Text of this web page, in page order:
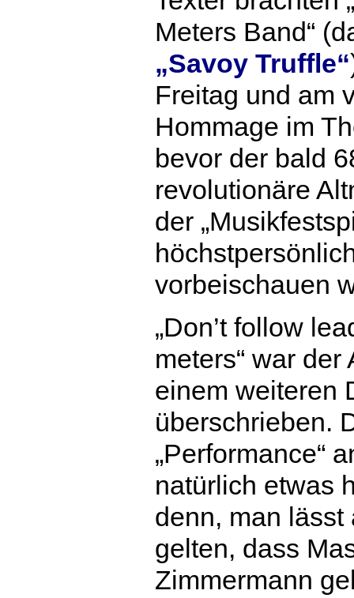
Meters Band“
„Savoy Truffle“
Freitag und am
Hommage im
bevor der bald
revolutionäre
der
vorbeischauen
„Don’t follow
meters“ war
einem weiteren
überschrieben.
„Performance“
natürlich etwas
denn, man
gelten, dass
Zimmermann